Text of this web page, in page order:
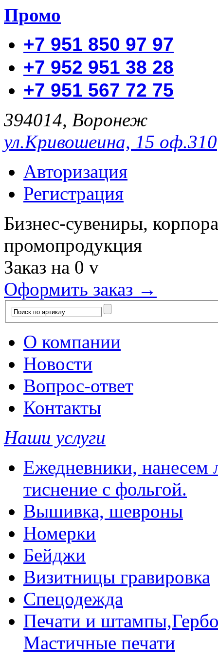
Промо
+7 951 850 97 97
+7 952 951 38 28
+7 951 567 72 75
394014, Воронеж
ул.Кривошеина, 15 оф.310
Авторизация
Регистрация
Бизнес-сувениры,
промопродукция
Заказ на 0 v
Оформить заказ →
О компании
Новости
Вопрос-ответ
Контакты
Наши услуги
Ежедневники, нанесем
тиснение с фольгой.
Вышивка, шевроны
Номерки
Бейджи
Визитницы гравировка
Спецодежда
Печати и
Мастичные печати